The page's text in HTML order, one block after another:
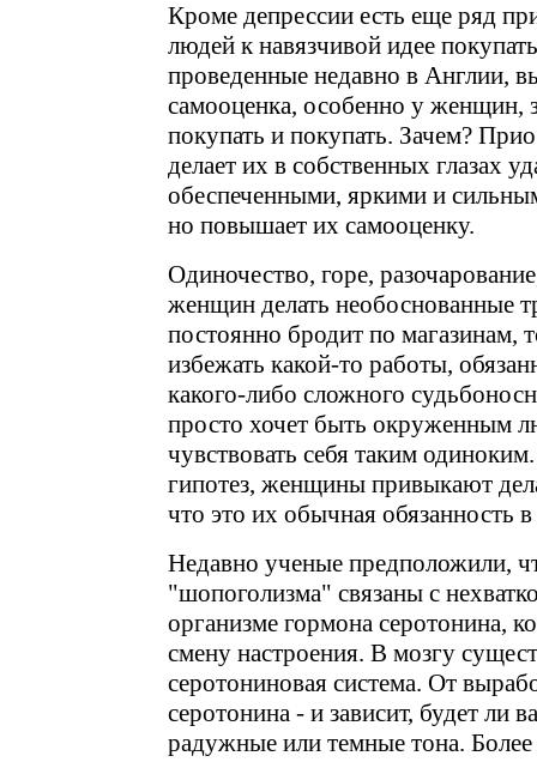
Кроме депрессии есть еще ряд
людей к навязчивой идее
проведенные недавно в Англии,
самооценка, особенно у женщин,
покупать и покупать. Зачем?
делает их в собственных глазах
обеспеченными, яркими и
но повышает их самооценку.
Одиночество, горе,
женщин делать необоснованные
постоянно бродит по магазинам,
избежать какой-то работы,
какого-либо сложного
просто хочет быть окруженным
чувствовать себя таким
гипотез, женщины привыкают
что это их обычная обязанность в
Недавно ученые предположили,
"шопоголизма" связаны с
организме гормона серотонина,
смену настроения. В мозгу
серотониновая система. От
серотонина - и зависит, будет ли
радужные или темные тона. Более